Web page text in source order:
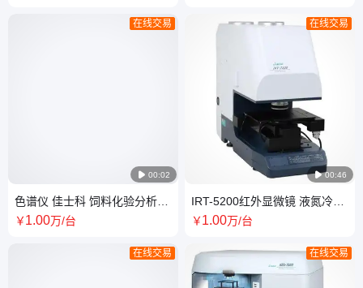
 00:02
在线交易
色谱仪 佳士科 饲料化验分析用
精度高 温控范围大
￥1.00万/台
在线交易
 00:46
在线交易
IRT-5200红外显微镜 液氮冷却
IQ监视功能 高强度白色照明
￥1.00万/台
在线交易